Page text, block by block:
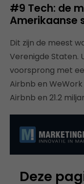
#9 Tech: de
Amerikaanse
Dit zijn de meest
Verenigde Staten.
voorsprong met
Airbnb en
Airbnb en 21.2